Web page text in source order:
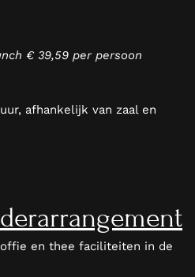
€ 39,59 per persoon
afhankelijk van zaal en
en thee faciliteiten in de